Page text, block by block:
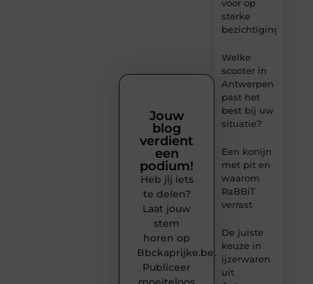
voor op
sterke
bezichtigingen
Welke
scooter in
Antwerpen
past het
best bij uw
situatie?
Een konijn
met pit en
waarom
RaBBiT
verrast
De juiste
keuze in
ijzerwaren
uit
Jouw
blog
verdient
een
podium!
Heb jij iets
te delen?
Laat jouw
stem
horen op
Bbckaprijke.be.
Publiceer